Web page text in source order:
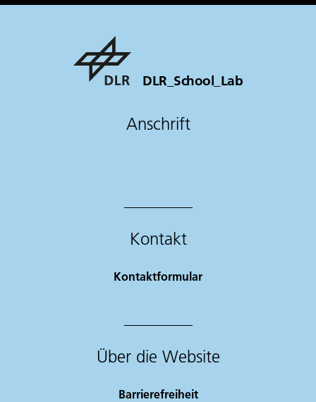
DLR_School_Lab
Anschrift
Kontakt
Kontaktformular
Über die Website
Barrierefreiheit